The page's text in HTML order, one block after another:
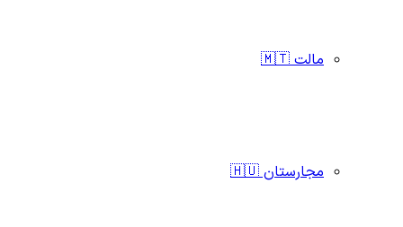
مالت 🇲🇹
مجارستان 🇭🇺